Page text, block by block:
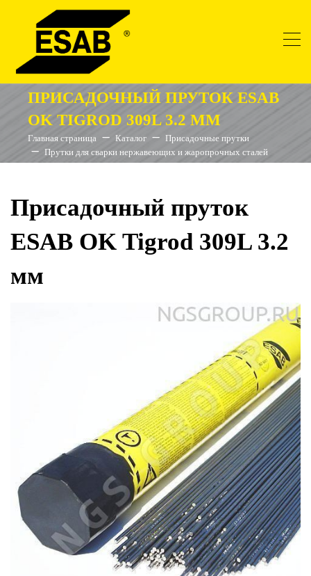
ПРИСАДОЧНЫЙ ПРУТОК ESAB
OK TIGROD 309L 3.2 ММ
Главная страница Каталог
Присадочные прутки
Прутки для сварки нержавеющих и жаропрочных сталей
Присадочный пруток
ESAB OK Tigrod 309L 3.2
мм